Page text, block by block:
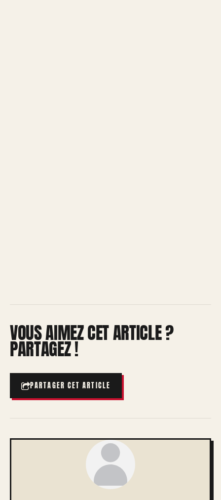
VOUS AIMEZ CET ARTICLE ?
PARTAGEZ !
PARTAGER CET ARTICLE